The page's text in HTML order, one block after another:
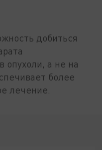
добиться
опухоли, а не на
более
лечение.